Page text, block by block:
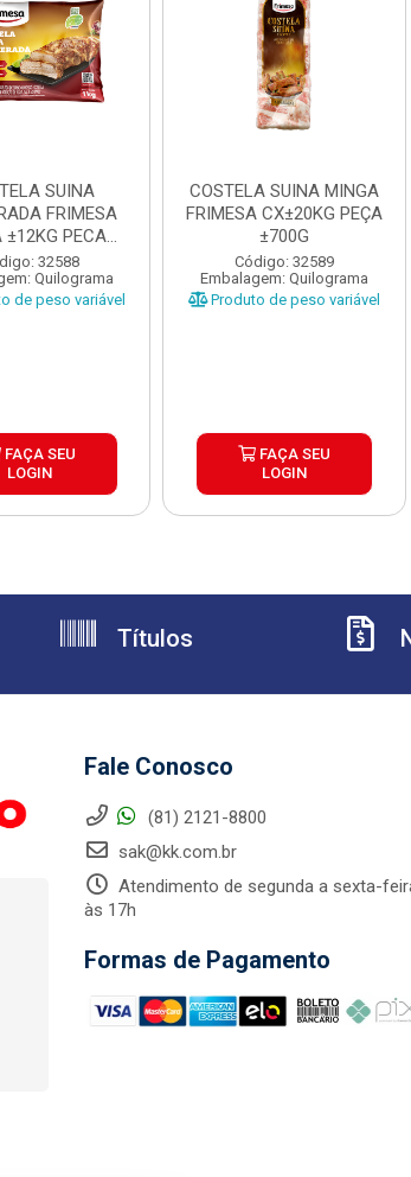
SUINA
FRIMESA
±12KG PECA
±900G32588
Quilograma
de peso variável
FAÇA SEU
LOGIN
COSTELA SUINA MINGA
FRIMESA CX±20KG PEÇA
±700G
Código: 32589
Embalagem: Quilograma
Produto de peso variável
FAÇA SEU
LOGIN
Títulos
Fale Conosco
(81) 2121-8800
sak@kk.com.br
Atendimento de segunda a sexta-
às 17h
Formas de Pagamento